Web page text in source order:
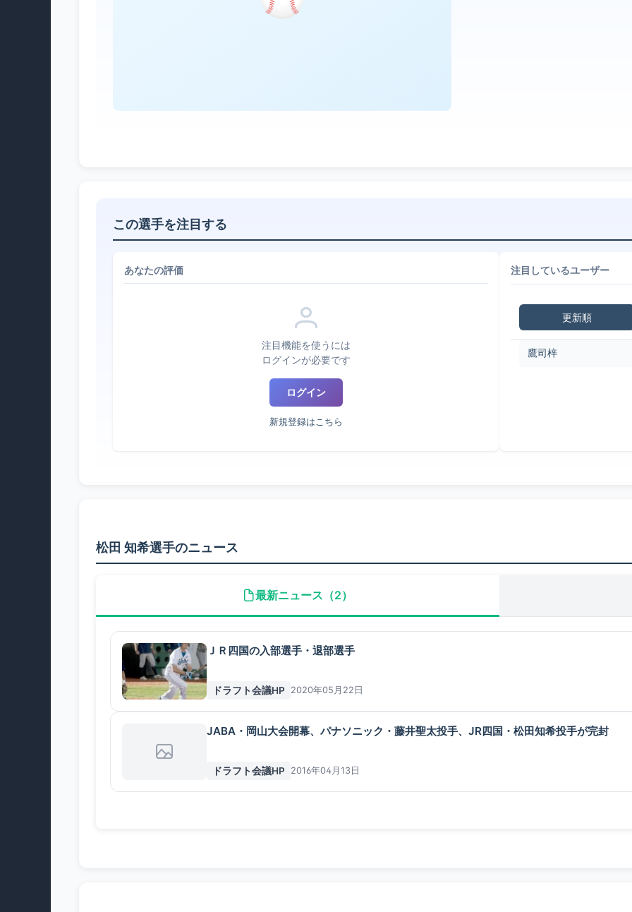
この選手を注目する
あなたの評価
注目機能を使うには
ログインが必要です
ログイン
新規登録はこちら
注目しているユーザー
更新順
鷹司梓
松田 知希選手のニュース
最新ニュース（2）
ＪＲ四国の入部選手・退部選手
ドラフト会議HP 2020年05月22日
JABA・岡山大会開幕、パナソニック・藤井聖太投手、JR四国・松田知希投手が完封
ドラフト会議HP 2016年04月13日